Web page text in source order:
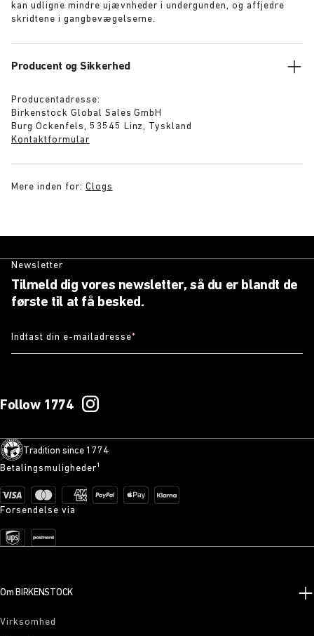
kan udligne mindre ujævnheder i undergunden, og affjedre
skridtene i gangbevægelserne.
Producent og Sikkerhed
Producentadresse:
Birkenstock Global Sales GmbH
Burg Ockenfels, 53545 Linz, Tyskland
Kontaktformular
Mere inden for: Clogs
Newsletter
Tilmeld dig vores newsletter, så du er blandt de
første til at få besked.
Indtast din e-mailadresse*
Follow 1774
Tradition since 1774
Betalingsmuligheder¹
Forsendelse via
Om BIRKENSTOCK
Virksomhed